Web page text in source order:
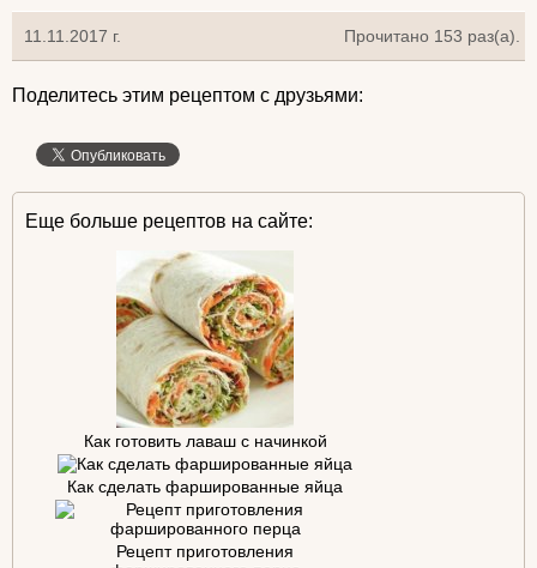
11.11.2017 г. Прочитано 153 раз(a).
Поделитесь этим рецептом с друзьями:
Еще больше рецептов на сайте:
Как готовить лаваш с начинкой
Как сделать фаршированные яйца
Рецепт приготовления